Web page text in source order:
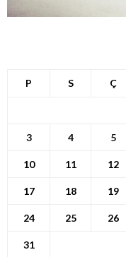
P S Ç
3 4 5
10 11 12
17 18 19
24 25 26
31